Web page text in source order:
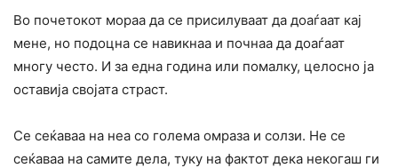
Во почетокот мораа да се присилуваат да доаѓаат кај
мене, но подоцна се навикнаа и почнаа да доаѓаат
многу често. И за една година или помалку, целосно ja
оставија својата страст.
Се сеќаваа на неа co голема омраза и солзи. He се
сеќаваа на самите дела, туку на фактот дека некогаш ги